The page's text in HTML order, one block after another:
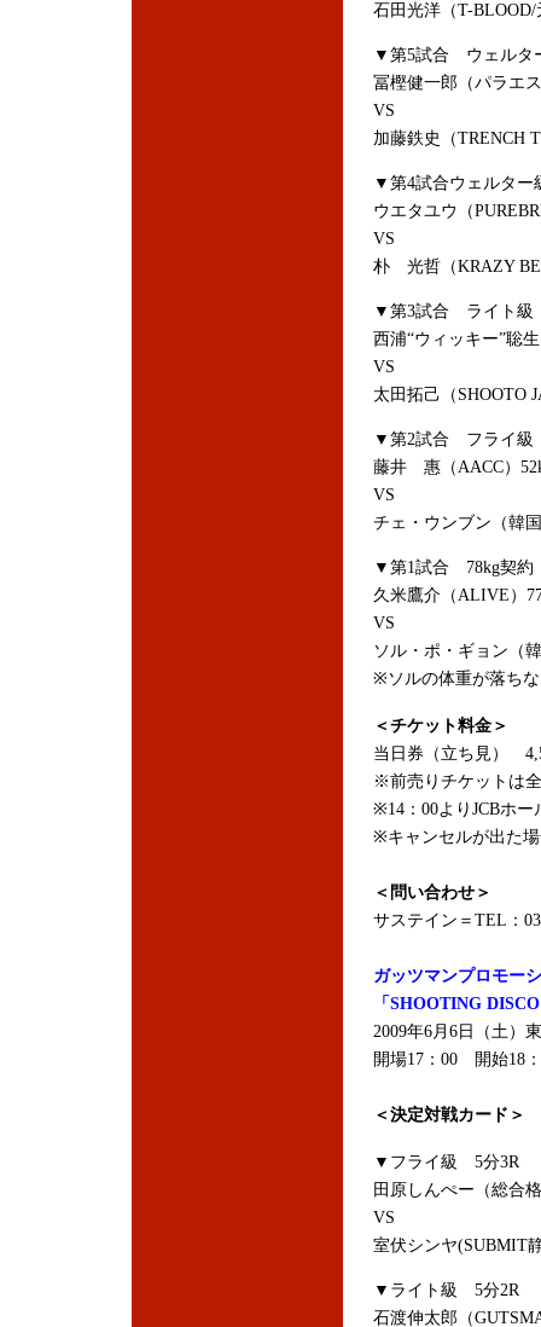
石田光洋（T-
▼第5試合 ウェルタ
冨樫健一郎（パラエ
VS
加藤鉄史（TRENCH
▼第4試合ウェルタ
ウエタユウ（
VS
朴 光哲（KRAZY
▼第3試合 ライト級
西浦“ウィッキー”聡
VS
太田拓己（SHOOTO
▼第2試合 フライ級
藤井 惠（AACC）
VS
チェ・ウンブン（韓
▼第1試合 78kg契約
久米鷹介（ALIVE）
VS
ソル・ポ・ギョン（
※ソルの体重が落ち
＜チケット料金＞
当日券（立ち見）
※前売りチケットは
※14：00よりJCBホ
※キャンセルが出た
＜問い合わせ＞
サステイン＝TEL：
ガッツマンプロモー
「SHOOTING
2009年6月6日（土）
開場17：00 開始18
＜決定対戦カード＞
▼フライ級 5分3R
田原しんぺー（総合
VS
室伏シンヤ(SUBMIT
▼ライト級 5分2R
石渡伸太郎（